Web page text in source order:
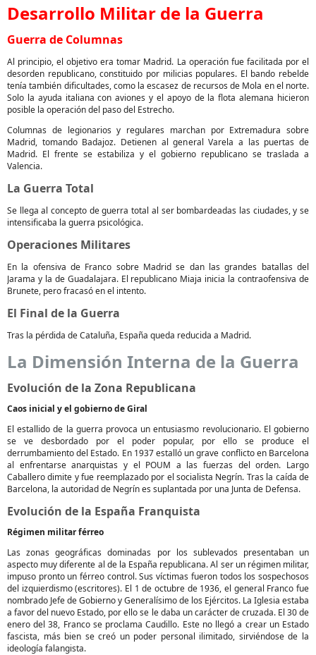
Desarrollo Militar de la Guerra
Guerra de Columnas
Al principio, el objetivo era tomar Madrid. La operación fue facilitada por el
desorden republicano, constituido por milicias populares. El bando rebelde
tenía también dificultades, como la escasez de recursos de Mola en el norte.
Solo la ayuda italiana con aviones y el apoyo de la flota alemana hicieron
posible la operación del paso del Estrecho.
Columnas de legionarios y regulares marchan por Extremadura sobre
Madrid, tomando Badajoz. Detienen al general Varela a las puertas de
Madrid. El frente se estabiliza y el gobierno republicano se traslada a
Valencia.
La Guerra Total
Se llega al concepto de guerra total al ser bombardeadas las ciudades, y se
intensificaba la guerra psicológica.
Operaciones Militares
En la ofensiva de Franco sobre Madrid se dan las grandes batallas del
Jarama y la de Guadalajara. El republicano Miaja inicia la contraofensiva de
Brunete, pero fracasó en el intento.
El Final de la Guerra
Tras la pérdida de Cataluña, España queda reducida a Madrid.
La Dimensión Interna de la Guerra
Evolución de la Zona Republicana
Caos inicial y el gobierno de Giral
El estallido de la guerra provoca un entusiasmo revolucionario. El gobierno
se ve desbordado por el poder popular, por ello se produce el
derrumbamiento del Estado. En 1937 estalló un grave conflicto en Barcelona
al enfrentarse anarquistas y el POUM a las fuerzas del orden. Largo
Caballero dimite y fue reemplazado por el socialista Negrín. Tras la caída de
Barcelona, la autoridad de Negrín es suplantada por una Junta de Defensa.
Evolución de la España Franquista
Régimen militar férreo
Las zonas geográficas dominadas por los sublevados presentaban un
aspecto muy diferente al de la España republicana. Al ser un régimen militar,
impuso pronto un férreo control. Sus víctimas fueron todos los sospechosos
del izquierdismo (escritores). El 1 de octubre de 1936, el general Franco fue
nombrado Jefe de Gobierno y Generalísimo de los Ejércitos. La Iglesia estaba
a favor del nuevo Estado, por ello se le daba un carácter de cruzada. El 30 de
enero del 38, Franco se proclama Caudillo. Este no llegó a crear un Estado
fascista, más bien se creó un poder personal ilimitado, sirviéndose de la
ideología falangista.